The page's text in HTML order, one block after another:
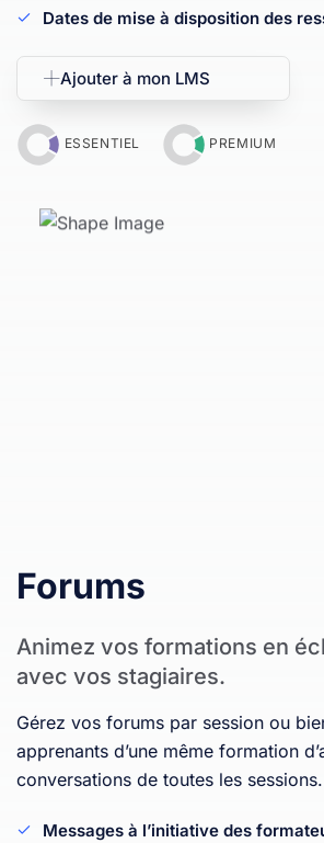
Dates de mise à disposition des
Ajouter à mon LMS
ESSENTIEL PREMIUM
Forums
Animez vos formations en
avec vos stagiaires.
Gérez vos forums par session ou
apprenants d’une même formation
conversations de toutes les sessions.
Messages à l’initiative des